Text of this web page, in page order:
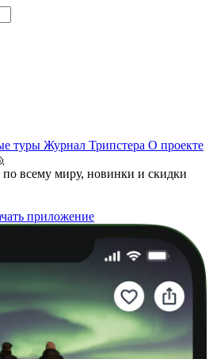
туры Журнал Трипстера О проекте
всему миру, новинки и скидки
приложение